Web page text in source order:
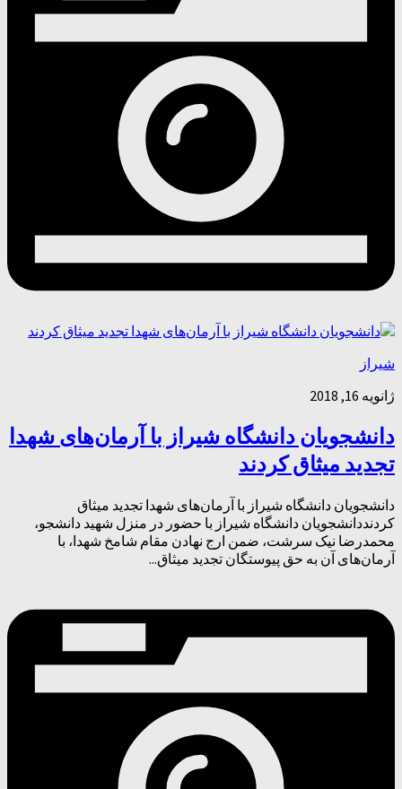
شیراز
ژانویه 16, 2018
دانشجویان دانشگاه شیراز با آرمان‌های شهدا
تجدید میثاق کردند
دانشجویان دانشگاه شیراز با آرمان‌های شهدا تجدید میثاق
کردنددانشجویان دانشگاه شیراز با حضور در منزل شهید دانشجو،
محمدرضا نیک سرشت، ضمن ارج نهادن مقام شامخ شهدا، با
آرمان‌های آن به حق پیوستگان تجدید میثاق...